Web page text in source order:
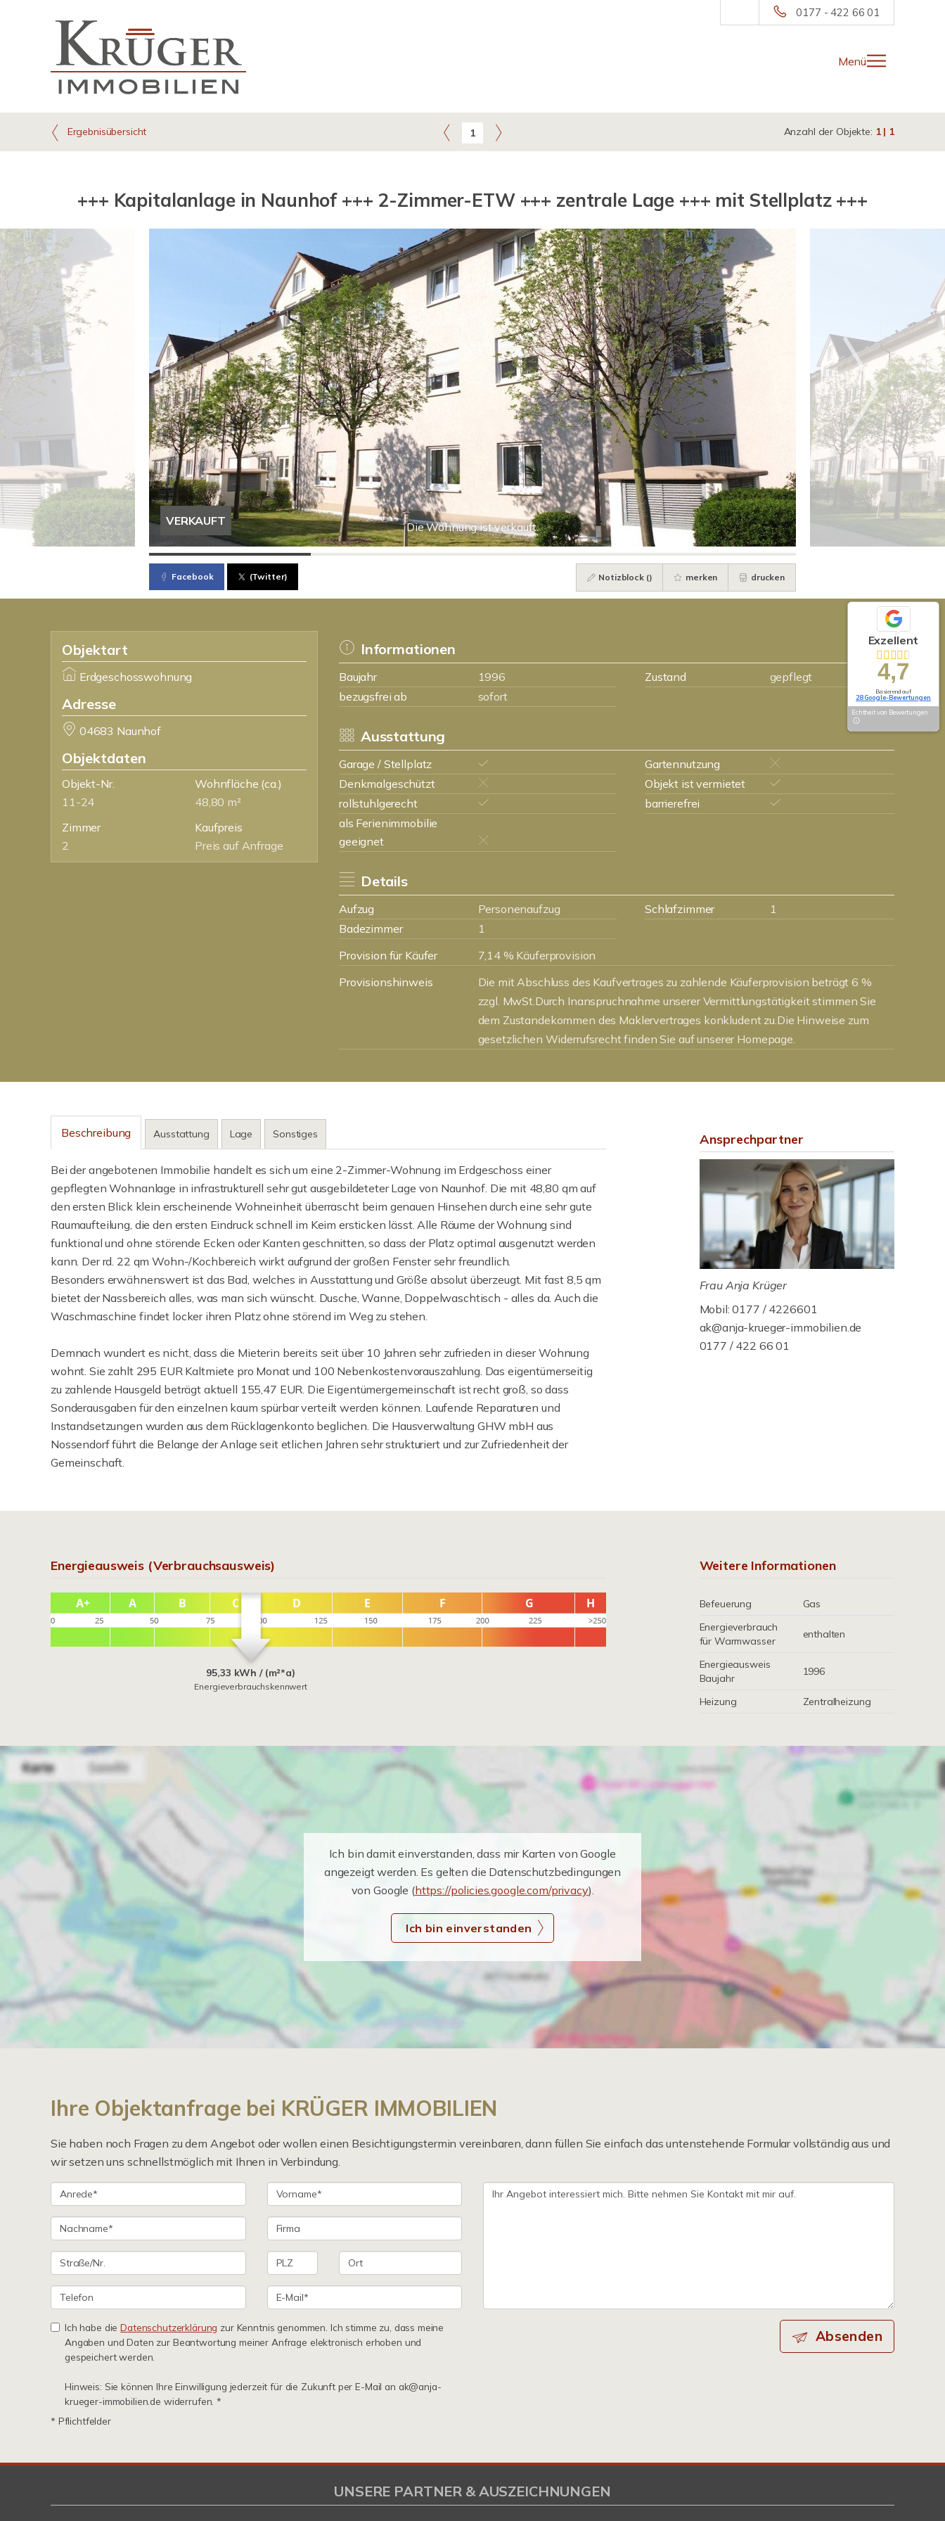
0177 - 422 66 01
Menü
Ergebnisübersicht 1 Anzahl der Objekte: 1 | 1
+++ Kapitalanlage in Naunhof +++ 2-Zimmer-ETW +++ zentrale Lage +++ mit Stellplatz +++
Die Wohnung ist verkauft.
VERKAUFT
Facebook (Twitter) Notizblock () merken drucken
Objektart
Erdgeschosswohnung
Adresse
04683 Naunhof
Objektdaten
Objekt-Nr.
11-24
Wohnfläche (ca.)
48,80 m²
Zimmer
2
Kaufpreis
Preis auf Anfrage
Informationen
Baujahr 1996 Zustand
gepflegt
bezugsfrei ab
sofort
Ausstattung
Garage / Stellplatz
Gartennutzung
Denkmalgeschützt
Objekt ist vermietet
rollstuhlgerecht
barrierefrei
als Ferienimmobilie
geeignet
Details
Aufzug Personenaufzug Schlafzimmer
1
Badezimmer
1
Provision für Käufer
7,14 % Käuferprovision
Provisionshinweis
Die mit Abschluss des Kaufvertrages zu zahlende Käuferprovision beträgt 6 %
zzgl. MwSt.Durch Inanspruchnahme unserer Vermittlungstätigkeit stimmen Sie
dem Zustandekommen des Maklervertrages konkludent zu.Die Hinweise zum
gesetzlichen Widerrufsrecht finden Sie auf unserer Homepage.
Beschreibung Ausstattung Lage Sonstiges
Bei der angebotenen Immobilie handelt es sich um eine 2-Zimmer-Wohnung im Erdgeschoss einer
gepflegten Wohnanlage in infrastrukturell sehr gut ausgebildeteter Lage von Naunhof. Die mit 48,80 qm auf
den ersten Blick klein erscheinende Wohneinheit überrascht beim genauen Hinsehen durch eine sehr gute
Raumaufteilung, die den ersten Eindruck schnell im Keim ersticken lässt. Alle Räume der Wohnung sind
funktional und ohne störende Ecken oder Kanten geschnitten, so dass der Platz optimal ausgenutzt werden
kann. Der rd. 22 qm Wohn-/Kochbereich wirkt aufgrund der großen Fenster sehr freundlich.
Besonders erwähnenswert ist das Bad, welches in Ausstattung und Größe absolut überzeugt. Mit fast 8,5 qm
bietet der Nassbereich alles, was man sich wünscht. Dusche, Wanne, Doppelwaschtisch - alles da. Auch die
Waschmaschine findet locker ihren Platz ohne störend im Weg zu stehen.
Demnach wundert es nicht, dass die Mieterin bereits seit über 10 Jahren sehr zufrieden in dieser Wohnung
wohnt. Sie zahlt 295 EUR Kaltmiete pro Monat und 100 Nebenkostenvorauszahlung. Das eigentümerseitig
zu zahlende Hausgeld beträgt aktuell 155,47 EUR. Die Eigentümergemeinschaft ist recht groß, so dass
Sonderausgaben für den einzelnen kaum spürbar verteilt werden können. Laufende Reparaturen und
Instandsetzungen wurden aus dem Rücklagenkonto beglichen. Die Hausverwaltung GHW mbH aus
Nossendorf führt die Belange der Anlage seit etlichen Jahren sehr strukturiert und zur Zufriedenheit der
Gemeinschaft.
Ansprechpartner
Frau Anja Krüger
Mobil: 0177 / 4226601
ak@anja-krueger-immobilien.de
0177 / 422 66 01
Energieausweis (Verbrauchsausweis)
95,33 kWh / (m²*a)
Energieverbrauchskennwert
Weitere Informationen
Befeuerung
Gas
Energieverbrauch
für Warmwasser
enthalten
Energieausweis
Baujahr
1996
Heizung Zentralheizung
Ich bin damit einverstanden, dass mir Karten von Google
angezeigt werden. Es gelten die Datenschutzbedingungen
von Google (https://policies.google.com/privacy).
Ich bin einverstanden
Ihre Objektanfrage bei KRÜGER IMMOBILIEN
Sie haben noch Fragen zu dem Angebot oder wollen einen Besichtigungstermin vereinbaren, dann füllen Sie einfach das untenstehende Formular vollständig aus und
wir setzen uns schnellstmöglich mit Ihnen in Verbindung.
Ich habe dieDatenschutzerklärung zur Kenntnis genommen. Ich stimme zu, dass meine
Angaben und Daten zur Beantwortung meiner Anfrage elektronisch erhoben und
gespeichert werden.
Hinweis: Sie können Ihre Einwilligung jederzeit für die Zukunft per E-Mail an ak@anja-
krueger-immobilien.de widerrufen. *
* Pflichtfelder
Absenden
Exzellent
4,7
Basierend auf
28 Google-Bewertungen
Echtheit von Bewertungen
UNSERE PARTNER & AUSZEICHNUNGEN